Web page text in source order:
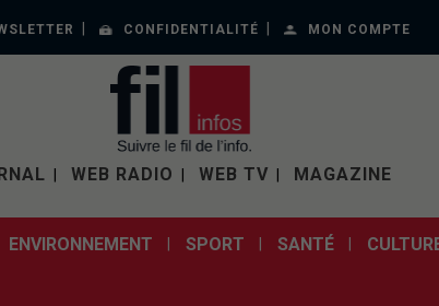
CONFIDENTIALITÉ MON COMPTE
WEB RADIO WEB TV MAGAZINE
ENVIRONNEMENT SPORT SANTÉ